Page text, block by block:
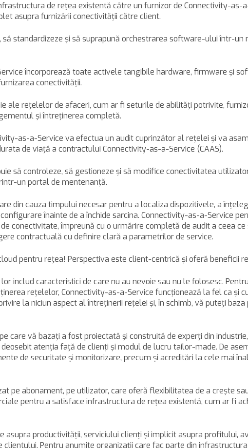
de reţea existentă către un furnizor de Connectivity-as-
asupra furnizării conectivităţii către client.
standardizeze şi să suprapună orchestrarea software-ului într-un
încorporează toate activele tangibile hardware, firmware şi
conectivităţii.
ale reţelelor de afaceri, cum ar fi seturile de abilităţi potrivite,
şi întreţinerea completă.
as-a-Service va efectua un audit cuprinzător al reţelei şi va
de viaţă a contractului Connectivity-as-a-Service (CAAS).
să controleze, să gestioneze şi să modifice conectivitatea
un portal de mentenanţă.
din cauza timpului necesar pentru a localiza dispozitivele, a
înainte de a închide sarcina. Connectivity-as-a-Service
conectivitate, împreună cu o urmărire completă de audit a ceea
contractuală cu definire clară a parametrilor de service.
pentru reţea! Perspectiva este client-centrică şi oferă beneficii
includ caracteristici de care nu au nevoie sau nu le folosesc.
reţelelor, Connectivity-as-a-Service funcţionează la fel ca şi
la niciun aspect al întreţinerii reţelei şi, în schimb, vă puteţi
care vă bazaţi a fost proiectată şi construită de experţi din
atenţia faţă de clienţi şi modul de lucru tailor-made. De
de securitate şi monitorizare, precum şi acreditări la cele mai
pe abonament, pe utilizator, care oferă flexibilitatea de a creşte
pentru a satisface infrastructura de reţea existentă, cum ar fi
asupra productivităţii, serviciului clienţi şi implicit asupra profitului,
Pentru anumite organizaţii care fac parte din